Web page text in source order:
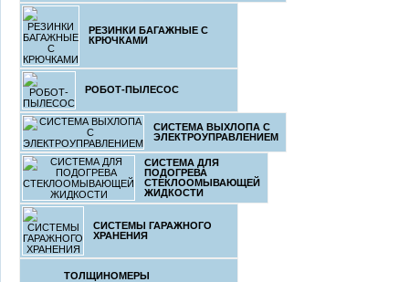
РЕЗИНКИ БАГАЖНЫЕ С
КРЮЧКАМИ
РОБОТ-ПЫЛЕСОС
СИСТЕМА ВЫХЛОПА С
ЭЛЕКТРОУПРАВЛЕНИЕМ
СИСТЕМА ДЛЯ
ПОДОГРЕВА
СТЕКЛООМЫВАЮЩЕЙ
ЖИДКОСТИ
СИСТЕМЫ ГАРАЖНОГО
ХРАНЕНИЯ
ТОЛЩИНОМЕРЫ